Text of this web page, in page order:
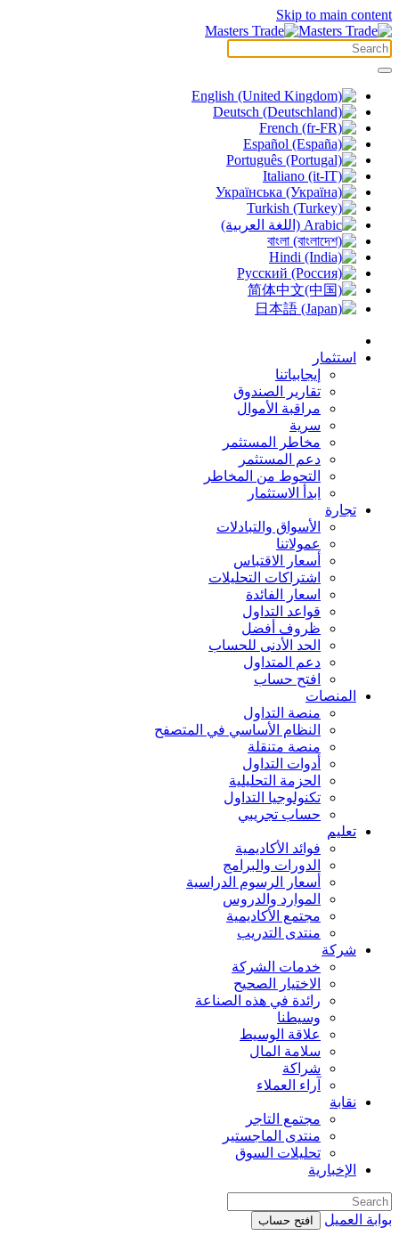
Skip to main content
استثمار
إيجابياتنا
تقارير الصندوق
مراقبة الأموال
سرية
مخاطر المستثمر
دعم المستثمر
التحوط من المخاطر
ابدأ الاستثمار
تجارة
الأسواق والتبادلات
عمولاتنا
أسعار الاقتباس
اشتراكات التحليلات
اسعار الفائدة
قواعد التداول
ظروف أفضل
الحد الأدنى للحساب
دعم المتداول
افتح حساب
المنصات
منصة التداول
النظام الأساسي في المتصفح
منصة متنقلة
أدوات التداول
الحزمة التحليلية
تكنولوجيا التداول
حساب تجريبي
تعليم
فوائد الأكاديمية
الدورات والبرامج
أسعار الرسوم الدراسية
الموارد والدروس
مجتمع الأكاديمية
منتدى التدريب
شركة
خدمات الشركة
الاختيار الصحيح
رائدة في هذه الصناعة
وسيطنا
علاقة الوسيط
سلامة المال
شراكة
آراء العملاء
نقابة
مجتمع التاجر
منتدى الماجستير
تحليلات السوق
الإخبارية
بوابة العميل افتح حساب